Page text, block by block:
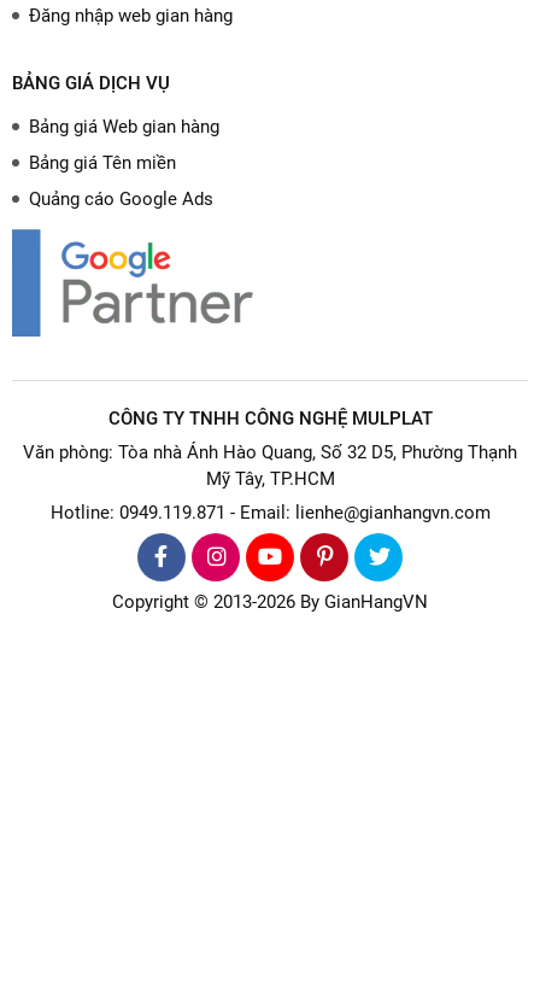
Đăng nhập web gian hàng
BẢNG GIÁ DỊCH VỤ
Bảng giá Web gian hàng
Bảng giá Tên miền
Quảng cáo Google Ads
CÔNG TY TNHH CÔNG NGHỆ MULPLAT
Văn phòng: Tòa nhà Ánh Hào Quang, Số 32 D5, Phường Thạnh
Mỹ Tây, TP.HCM
Hotline: 0949.119.871 - Email: lienhe@gianhangvn.com
Copyright © 2013-2026 By GianHangVN